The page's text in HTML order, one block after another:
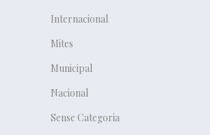
Internacional
Mites
Municipal
Nacional
Sense Categoria